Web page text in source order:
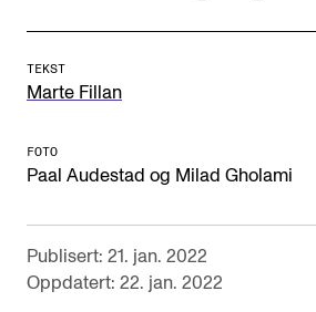
Fagmiljøer
Studentutvalet SUT (student.nmh.no)
FORSKNING
CERM
TEKST
Marte Fillan
FOTO
Paal Audestad og Milad Gholami
Publisert: 21. jan. 2022
Oppdatert: 22. jan. 2022